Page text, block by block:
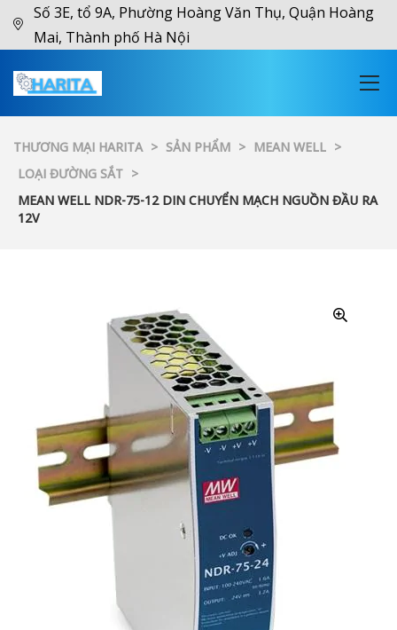
Số 3E, tổ 9A, Phường Hoàng Văn Thụ, Quận Hoàng
Mai, Thành phố Hà Nội
THƯƠNG MẠI HARITA > SẢN PHẨM > MEAN WELL >
LOẠI ĐƯỜNG SẮT >
MEAN WELL NDR-75-12 DIN CHUYỂN MẠCH NGUỒN ĐẦU RA
12V